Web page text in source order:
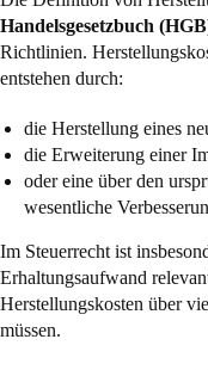
Handelsgesetzbuch
Richtlinien.
entstehen durch:
die Herstellung eines
die Erweiterung einer
oder eine über den
wesentliche
Im Steuerrecht ist
Erhaltungsaufwand
Herstellungskosten über
müssen.